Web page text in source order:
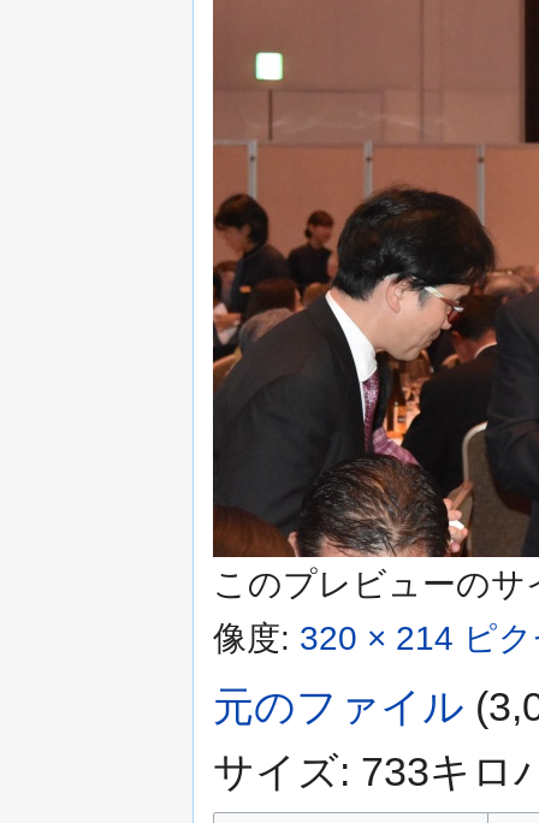
このプレビューの
像度: 320 × 214 ピ
元のファイル
サイズ: 733キロ